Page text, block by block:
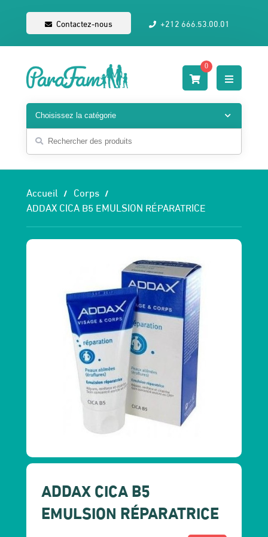
Contactez-nous +212 666.53.00.01
0
Accueil
Corps
ADDAX CICA B5 EMULSION RÉPARATRICE
ADDAX CICA B5
EMULSION RÉPARATRICE